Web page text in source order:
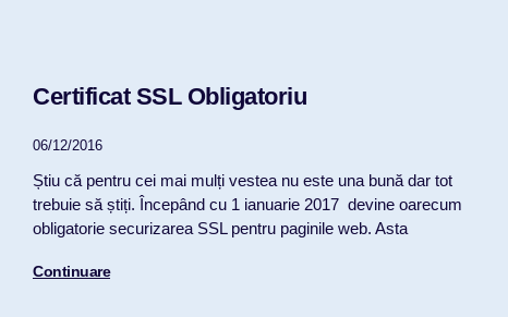
Certificat SSL Obligatoriu
06/12/2016
Știu că pentru cei mai mulți vestea nu este una bună dar tot
trebuie să știți. Începând cu 1 ianuarie 2017 devine oarecum
obligatorie securizarea SSL pentru paginile web. Asta
Continuare